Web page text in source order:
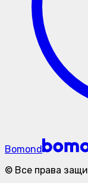
Bomond
© Все права